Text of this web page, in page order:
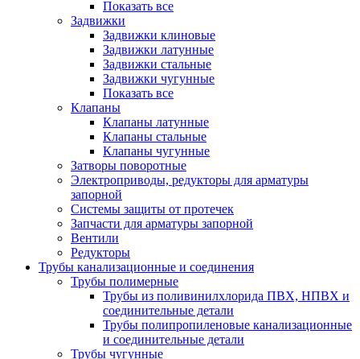
Показать все
Задвижки
Задвижки клиновые
Задвижки латунные
Задвижки стальные
Задвижки чугунные
Показать все
Клапаны
Клапаны латунные
Клапаны стальные
Клапаны чугунные
Затворы поворотные
Электроприводы, редукторы для арматуры
запорной
Системы защиты от протечек
Запчасти для арматуры запорной
Вентили
Редукторы
Трубы канализационные и соединения
Трубы полимерные
Трубы из поливинилхлорида ПВХ, НПВХ и
соединительные детали
Трубы полипропиленовые канализационные
и соединительные детали
Трубы чугунные